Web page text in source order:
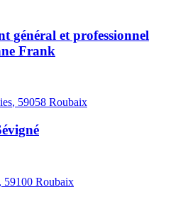
général et professionnel
Frank
, 59058 Roubaix
, 59100 Roubaix